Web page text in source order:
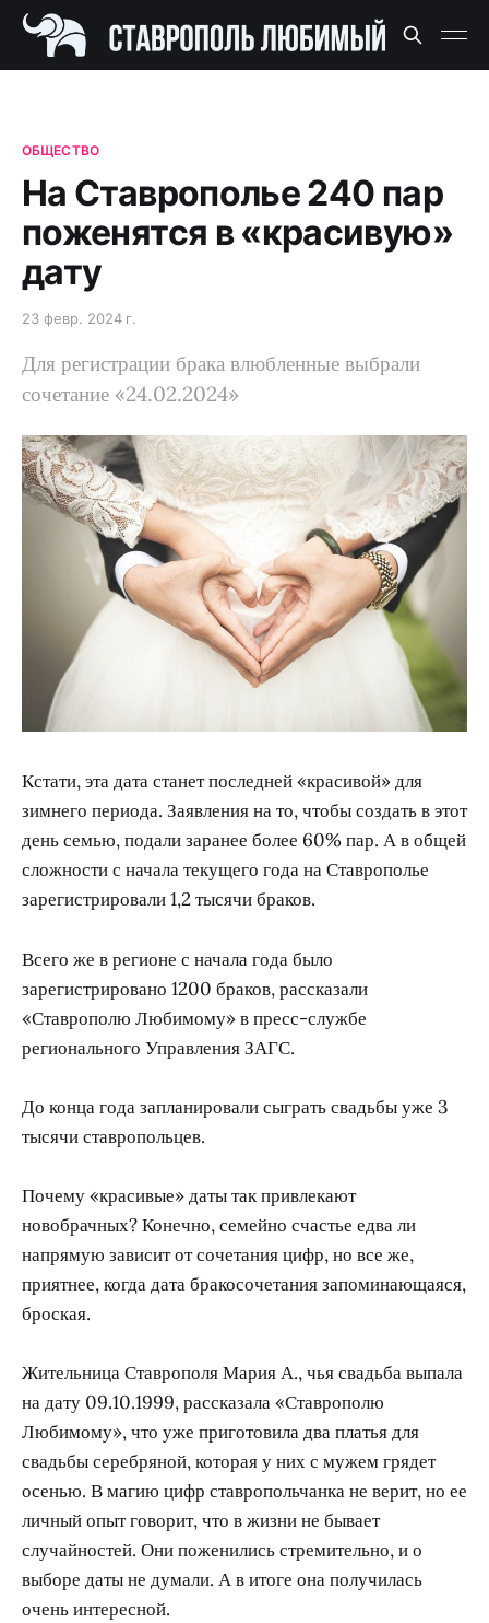
ОБЩЕСТВО
На Ставрополье 240 пар
поженятся в «красивую»
дату
23 февр. 2024 г.
Для регистрации брака влюбленные выбрали
сочетание «24.02.2024»
Кстати, эта дата станет последней «красивой» для
зимнего периода. Заявления на то, чтобы создать в этот
день семью, подали заранее более 60% пар. А в общей
сложности с начала текущего года на Ставрополье
зарегистрировали 1,2 тысячи браков.
Всего же в регионе с начала года было
зарегистрировано 1200 браков, рассказали
«Ставрополю Любимому» в пресс-службе
регионального Управления ЗАГС.
До конца года запланировали сыграть свадьбы уже 3
тысячи ставропольцев.
Почему «красивые» даты так привлекают
новобрачных? Конечно, семейно счастье едва ли
напрямую зависит от сочетания цифр, но все же,
приятнее, когда дата бракосочетания запоминающаяся,
броская.
Жительница Ставрополя Мария А., чья свадьба выпала
на дату 09.10.1999, рассказала «Ставрополю
Любимому», что уже приготовила два платья для
свадьбы серебряной, которая у них с мужем грядет
осенью. В магию цифр ставропольчанка не верит, но ее
личный опыт говорит, что в жизни не бывает
случайностей. Они поженились стремительно, и о
выборе даты не думали. А в итоге она получилась
очень интересной.